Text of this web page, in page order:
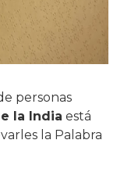
personas
la India está
la Palabra